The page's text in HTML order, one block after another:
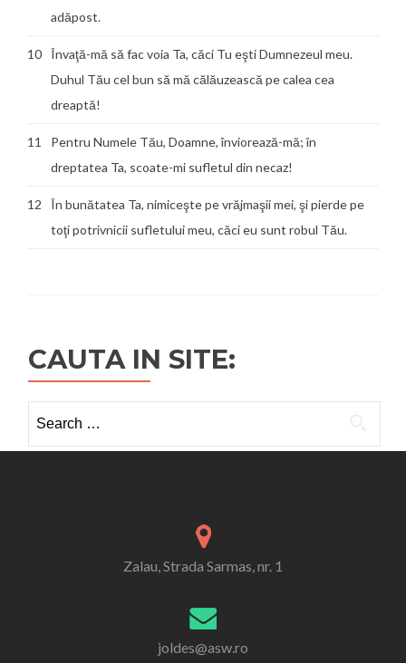
adăpost.
10 Învaţă-mă să fac voia Ta, căci Tu eşti Dumnezeul meu.
Duhul Tău cel bun să mă călăuzească pe calea cea
dreaptă!
11
Pentru Numele Tău, Doamne, înviorează-mă; în
dreptatea Ta, scoate-mi sufletul din necaz!
12
În bunătatea Ta, nimiceşte pe vrăjmaşii mei, şi pierde pe
toţi potrivnicii sufletului meu, căci eu sunt robul Tău.
CAUTA IN SITE:
for:
Zalau, Strada Sarmas, nr. 1
joldes@asw.ro